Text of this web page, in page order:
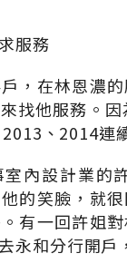
服務
，在林恩濃
找他服務。
、2014連
內設計業的
的笑臉，就
有一回許姐
永和分行開